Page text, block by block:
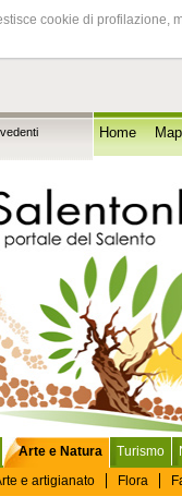
cookie di profilazione,
Home
Arte e Natura
e artigianato Flora
Turismo